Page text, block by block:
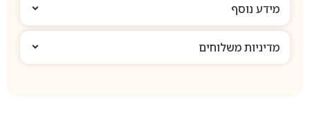
מידע נוסף
מדיניות משלוחים